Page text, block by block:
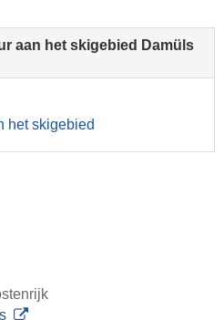
aan het skigebied Damüls
het skigebied